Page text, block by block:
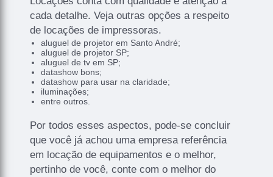
cada detalhe. Veja outras opções a respeito
de locações de impressoras.
aluguel de projetor em Santo André;
aluguel de projetor SP;
aluguel de tv em SP;
datashow bons;
datashow para usar na claridade;
iluminações;
entre outros.
Por todos esses aspectos, pode-se concluir
que você já achou uma empresa referência
em locação de equipamentos e o melhor,
pertinho de você, conte com o melhor do